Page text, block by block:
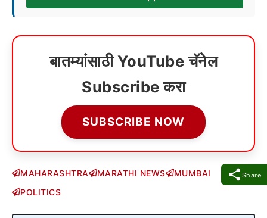
Share
बातम्यांसाठी YouTube चॅनेल
Subscribe करा
SUBSCRIBE NOW
MAHARASHTRA MARATHI NEWS
MUMBAI
POLITICS